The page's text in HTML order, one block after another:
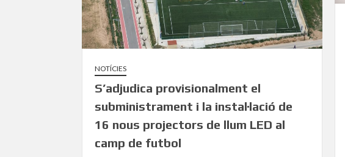
NOTÍCIES
S’adjudica provisionalment el
subministrament i la instal·lació de
16 nous projectors de llum LED al
camp de futbol